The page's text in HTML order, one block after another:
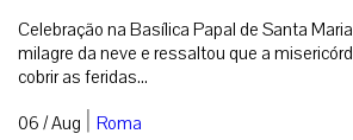
Celebração na Basílica Papal de Santa
milagre da neve e ressaltou que a
cobrir as feridas...
06 / Aug | Roma